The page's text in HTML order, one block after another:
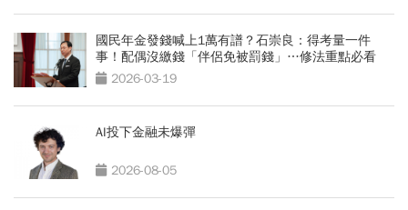
國民年金發錢喊上1萬有譜？石崇良：得考量一件
事！配偶沒繳錢「伴侶免被罰錢」…修法重點必看
2026-03-19
AI投下金融未爆彈
2026-08-05